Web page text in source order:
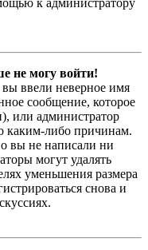
не могу войти!
ввели неверное имя
сообщение, которое
или администратор
каким-либо причинам.
вы не написали ни
могут удалять
уменьшения размера
снова и